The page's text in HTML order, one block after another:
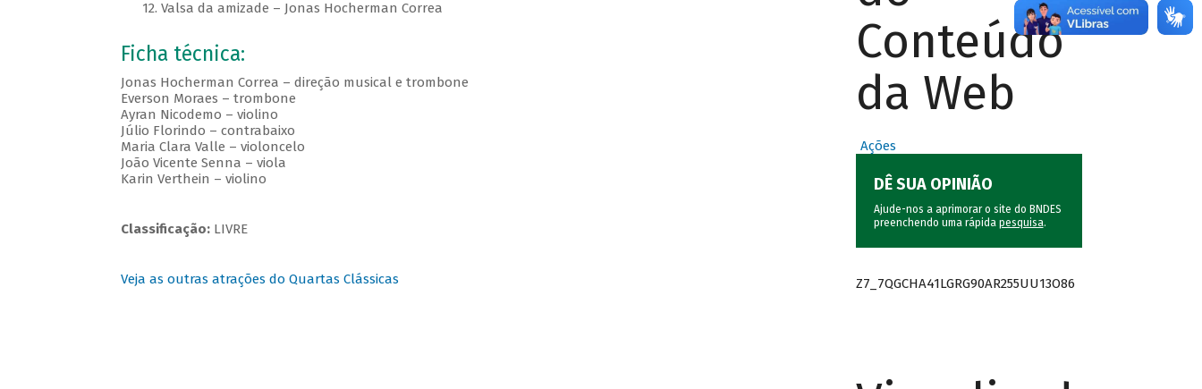
12. Valsa da amizade – Jonas Hocherman Correa
Ficha técnica:
Jonas Hocherman Correa – direção musical e trombone
Everson Moraes – trombone
Ayran Nicodemo – violino
Júlio Florindo – contrabaixo
Maria Clara Valle – violoncelo
João Vicente Senna – viola
Karin Verthein – violino
Classificação:LIVRE
Veja as outras atrações do Quartas Clássicas
Conteúdo
da Web
Ações
DÊ SUA OPINIÃO
Ajude-nos a aprimorar o site do BNDES
preenchendo uma rápida pesquisa.
Z7_7QGCHA41LGRG90AR255UU13O86